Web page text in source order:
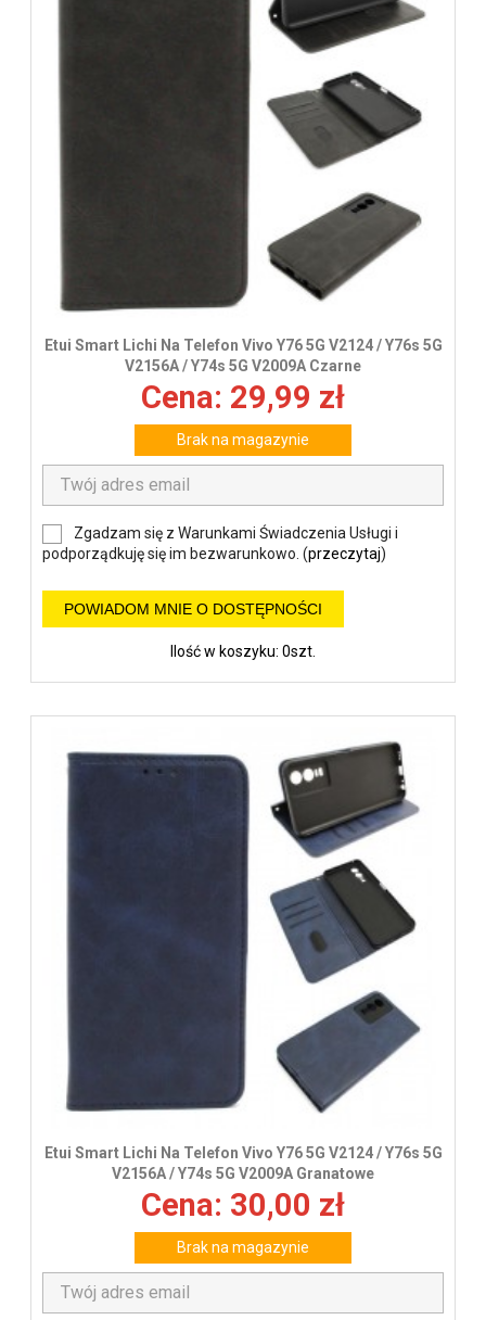
Etui Smart Lichi Na Telefon Vivo Y76 5G V2124 / Y76s 5G
V2156A / Y74s 5G V2009A Czarne
Cena: 29,99 zł
Brak na magazynie
Zgadzam się z Warunkami Świadczenia Usługi i
podporządkuję się im bezwarunkowo. (przeczytaj)
POWIADOM MNIE O DOSTĘPNOŚCI
Ilość w koszyku: 0szt.
Etui Smart Lichi Na Telefon Vivo Y76 5G V2124 / Y76s 5G
V2156A / Y74s 5G V2009A Granatowe
Cena: 30,00 zł
Brak na magazynie